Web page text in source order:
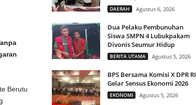
Berutu
DAERAH Agustus 6, 2026
Dua Pelaku Pembunuhan
Siswa SMPN 4 Lubukpakam
Divonis Seumur Hidup
BERITA UTAMA Agustus 5, 2026
BPS Bersama Komisi X DPR RI
Gelar Sensus Ekonomi 2026
EKONOMI Agustus 5, 2026